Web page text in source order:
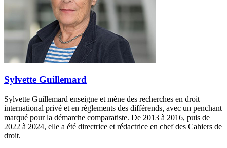
Sylvette Guillemard
Sylvette Guillemard enseigne et mène des recherches en droit
international privé et en règlements des différends, avec un penchant
marqué pour la démarche comparatiste. De 2013 à 2016, puis de
2022 à 2024, elle a été directrice et rédactrice en chef des Cahiers de
droit.